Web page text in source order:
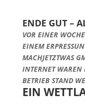
ENDE GUT –
VOR EINER
EINEM
MACHJETZTWAS
INTERNET WAREN
BETRIEB STAND
EIN